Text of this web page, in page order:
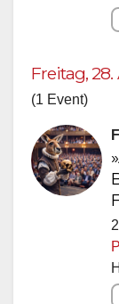
Freitag,
(1 Event)